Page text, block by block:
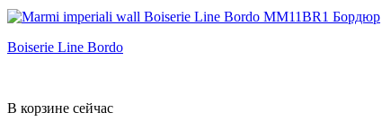
Boiserie Line Bordo
В корзине сейчас